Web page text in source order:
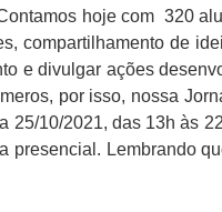
hoje com 320
compartilhamento de
e divulgar ações
por isso, nossa
10/2021, das 13h às
Lembrando